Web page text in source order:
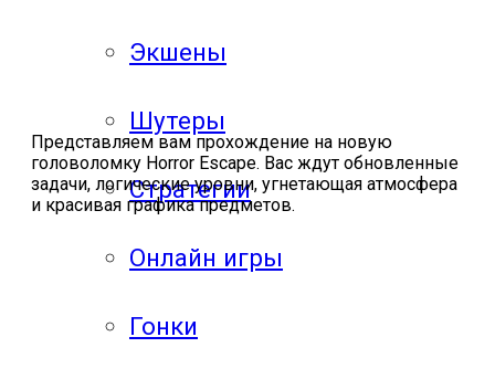
Экшены
Шутеры
Стратегии
Онлайн игры
Гонки
Представляем вам прохождение на новую
головоломку Horror Escape. Вас ждут обновленные
задачи, логические уровни, угнетающая атмосфера
и красивая графика предметов.